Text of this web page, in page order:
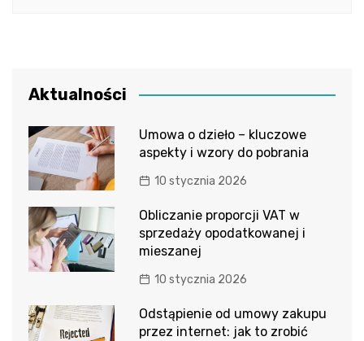
Aktualności
Umowa o dzieło – kluczowe
aspekty i wzory do pobrania
10 stycznia 2026
Obliczanie proporcji VAT w
sprzedaży opodatkowanej i
mieszanej
10 stycznia 2026
Odstąpienie od umowy zakupu
przez internet: jak to zrobić